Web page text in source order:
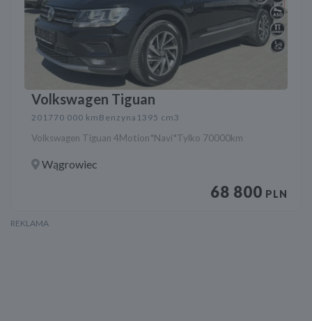
Volkswagen Tiguan
201770 000 km Benzyna 1395 cm3
Volkswagen Tiguan 4Motion*Navi*Tylko 70000km
Wągrowiec
68 800 PLN